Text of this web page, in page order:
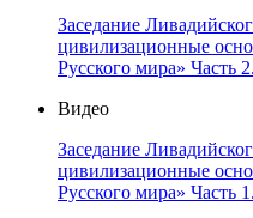
Заседание
цивилизационные
Русского мира» Часть 2.
Видео
Заседание
цивилизационные
Русского мира» Часть 1.